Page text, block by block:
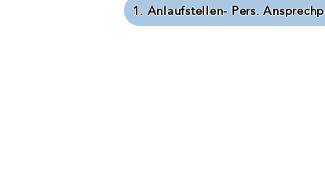
1. Anlaufstellen- Pers.